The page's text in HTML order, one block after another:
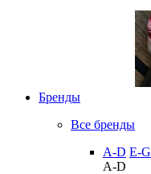
Бренды
Все бренды
A-D E-G
A-D